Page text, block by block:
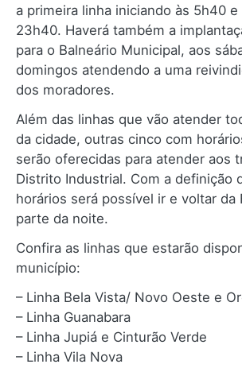
a primeira linha iniciando às 5h40 e
23h40. Haverá também a
para o Balneário Municipal, aos
domingos atendendo a uma
dos moradores.
Além das linhas que vão atender
da cidade, outras cinco com
serão oferecidas para atender aos
Distrito Industrial. Com a definição
horários será possível ir e voltar da
parte da noite.
Confira as linhas que estarão
município:
– Linha Bela Vista/ Novo Oeste e
– Linha Guanabara
– Linha Jupiá e Cinturão Verde
– Linha Vila Nova